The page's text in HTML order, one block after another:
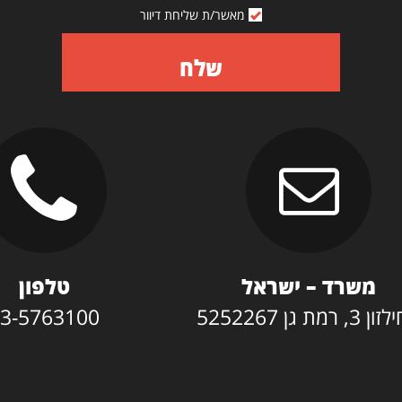
מאשר/ת שליחת דיוור
שלח
משרד – ישראל
גן 5252267
טלפון
5763100